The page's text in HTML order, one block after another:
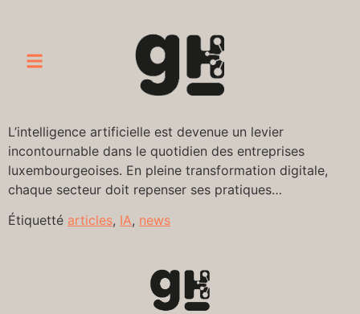
L’intelligence artificielle est devenue un levier
incontournable dans le quotidien des entreprises
luxembourgeoises. En pleine transformation digitale,
chaque secteur doit repenser ses pratiques…
Étiquetté articles, IA, news